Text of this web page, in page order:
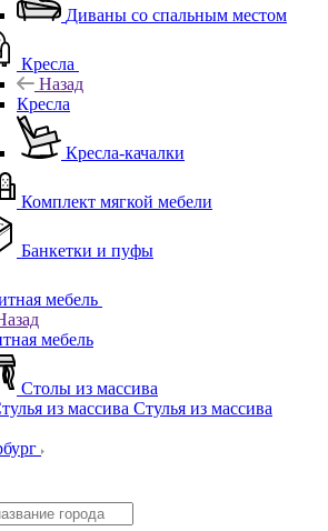
Диваны со спальным местом
Кресла
Назад
Кресла
Кресла-качалки
Комплект мягкой мебели
Банкетки и пуфы
мебель
мебель
Столы из массива
Стулья из массива